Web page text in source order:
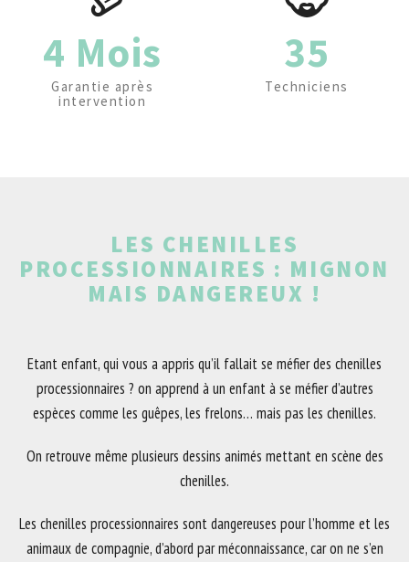
4 Mois
Garantie après
intervention
35
Techniciens
LES CHENILLES
PROCESSIONNAIRES : MIGNON
MAIS DANGEREUX !
Etant enfant, qui vous a appris qu’il fallait se méfier des chenilles
processionnaires ? on apprend à un enfant à se méfier d’autres
espèces comme les guêpes, les frelons… mais pas les chenilles.
On retrouve même plusieurs dessins animés mettant en scène des
chenilles.
Les chenilles processionnaires sont dangereuses pour l’homme et les
animaux de compagnie, d’abord par méconnaissance, car on ne s’en